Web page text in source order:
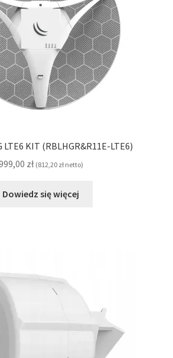
KIT (RBLHGR&R11E-LTE6)
zł (812,20 złnetto)
Dowiedz się więcej